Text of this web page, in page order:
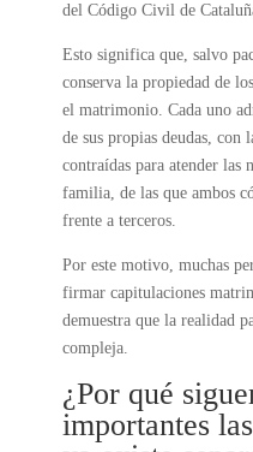
del Código Civil de
Esto significa que, salvo
conserva la propiedad de
el matrimonio. Cada uno
de sus propias deudas, con
contraídas para atender las
familia, de las que ambos
frente a terceros.
Por este motivo, muchas
firmar capitulaciones
demuestra que la realidad
compleja.
¿Por qué
importantes